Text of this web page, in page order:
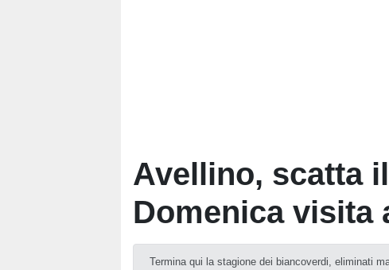
Avellino, scatta
Domenica visita
Termina qui la stagione dei biancoverdi, eliminati